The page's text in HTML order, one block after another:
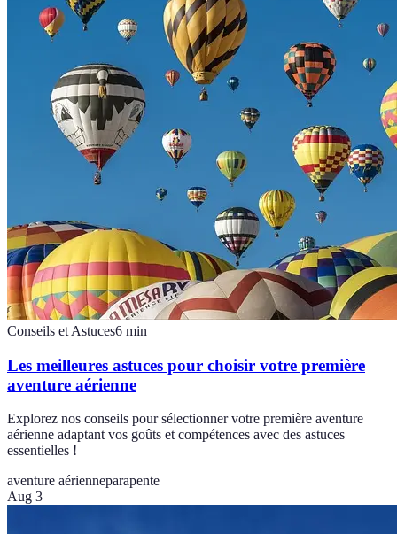
Conseils et Astuces6 min
Les meilleures astuces pour choisir votre première
aventure aérienne
Explorez nos conseils pour sélectionner votre première aventure
aérienne adaptant vos goûts et compétences avec des astuces
essentielles !
aventure aérienneparapente
Aug 3